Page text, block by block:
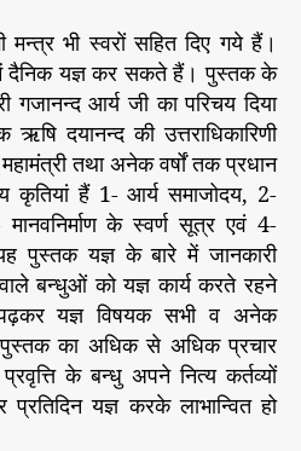
भी स्वरों सहित दिए गये हैं।
दैनिक यज्ञ कर सकते हैं। पुस्तक के
आर्य जी का परिचय दिया
दयानन्द की उत्तराधिकारिणी
तथा अनेक वर्षों तक प्रधान
हैं 1- आर्य समाजोदय, 2-
के स्वर्ण सूत्र एवं 4-
यह पुस्तक यज्ञ के बारे में जानकारी
बन्धुओं को यज्ञ कार्य करते रहने
यज्ञ विषयक सभी व अनेक
पुस्तक का अधिक से अधिक प्रचार
के बन्धु अपने नित्य कर्तव्यों
यज्ञ करके लाभान्वित हो